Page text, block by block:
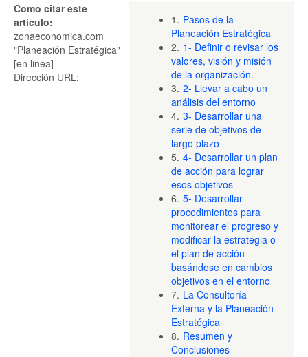
1. Pasos de la
Planeación Estratégica
2. 1- Definir o revisar los
valores, visión y misión
de la organización.
3. 2- Llevar a cabo un
análisis del entorno
4. 3- Desarrollar una
serie de objetivos de
largo plazo
5. 4- Desarrollar un plan
de acción para lograr
esos objetivos
6. 5- Desarrollar
procedimientos para
monitorear el progreso y
modificar la estrategia o
el plan de acción
basándose en cambios
objetivos en el entorno
7. La Consultoría
Externa y la Planeación
Estratégica
8. Resumen y
Conclusiones
Como citar este
artículo:
zonaeconomica.com
"Planeación Estratégica"
[en linea]
Dirección URL: